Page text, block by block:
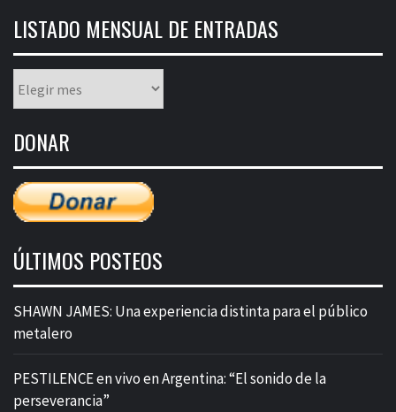
LISTADO MENSUAL DE ENTRADAS
mensual
entradas
DONAR
ÚLTIMOS POSTEOS
SHAWN JAMES: Una experiencia distinta para el público
metalero
PESTILENCE en vivo en Argentina: “El sonido de la
perseverancia”